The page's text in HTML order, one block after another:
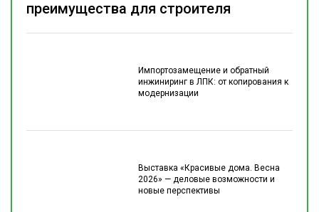
Импортозамещение и обратный
инжиниринг в ЛПК: от копирования к
модернизации
Выставка «Красивые дома. Весна
2026» — деловые возможности и
новые перспективы
преимущества для строителя